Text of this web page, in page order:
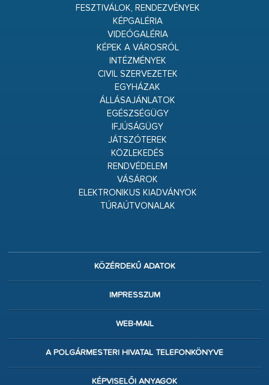
FESZTIVÁLOK, RENDEZVÉNYEK
KÉPGALÉRIA
VIDEÓGALÉRIA
KÉPEK A VÁROSRÓL
INTÉZMÉNYEK
CIVIL SZERVEZETEK
EGYHÁZAK
ÁLLÁSAJÁNLATOK
EGÉSZSÉGÜGY
IFJÚSÁGÜGY
JÁTSZÓTEREK
KÖZLEKEDÉS
RENDVÉDELEM
VÁSÁROK
ELEKTRONIKUS KIADVÁNYOK
TÚRAÚTVONALAK
KÖZÉRDEKŰ ADATOK
IMPRESSZUM
WEB-MAIL
A POLGÁRMESTERI HIVATAL TELEFONKÖNYVE
KÉPVISELŐI ANYAGOK